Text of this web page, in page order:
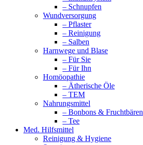
– Schnupfen
Wundversorgung
– Pflaster
– Reinigung
– Salben
Harnwege und Blase
– Für Sie
– Für Ihn
Homöopathie
– Ätherische Öle
– TEM
Nahrungsmittel
– Bonbons & Fruchtbären
– Tee
Med. Hilfsmittel
Reinigung & Hygiene